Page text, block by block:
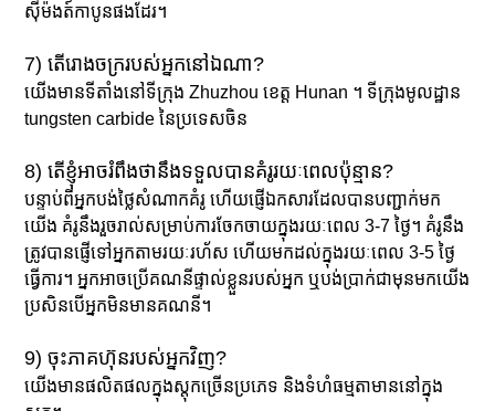
ស៊ីម៉ងត៍កាបូនផងដែរ។
7) តើរោងចក្ររបស់អ្នកនៅឯណា?
យើងមានទីតាំងនៅទីក្រុង Zhuzhou ខេត្ត Hunan ។ ទីក្រុងមូលដ្ឋាន
tungsten carbide នៃប្រទេសចិន
8) តើខ្ញុំអាចរំពឹងថានឹងទទួលបានគំរូរយៈពេលប៉ុន្មាន?
បន្ទាប់ពីអ្នកបង់ថ្លៃសំណាកគំរូ ហើយផ្ញើឯកសារដែលបានបញ្ជាក់មក
យើង គំរូនឹងរួចរាល់សម្រាប់ការចែកចាយក្នុងរយៈពេល 3-7 ថ្ងៃ។ គំរូនឹង
ត្រូវបានផ្ញើទៅអ្នកតាមរយៈរហ័ស ហើយមកដល់ក្នុងរយៈពេល 3-5 ថ្ងៃ
ធ្វើការ។ អ្នក​អាច​ប្រើ​គណនី​ផ្ទាល់​ខ្លួន​របស់​អ្នក ឬ​បង់​ប្រាក់​ជាមុន​មក​យើង​
ប្រសិន​បើ​អ្នក​មិន​មាន​គណនី។
9) ចុះភាគហ៊ុនរបស់អ្នកវិញ?
យើងមានផលិតផលក្នុងស្តុកច្រើនប្រភេទ និងទំហំធម្មតាមាននៅក្នុង